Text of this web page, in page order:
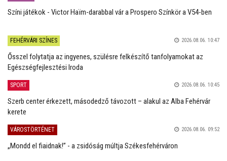
Színi játékok - Victor Haïm-darabbal vár a Prospero Színkör a V54-ben
FEHÉRVÁRI SZÍNES 2026.08.06. 10:47
Ősszel folytatja az ingyenes, szülésre felkészítő tanfolyamokat az
Egészségfejlesztési Iroda
SPORT 2026.08.06. 10:45
Szerb center érkezett, másodedző távozott – alakul az Alba Fehérvár
kerete
VÁROSTÖRTÉNET 2026.08.06. 09:52
„Mondd el fiaidnak!” - a zsidóság múltja Székesfehérváron